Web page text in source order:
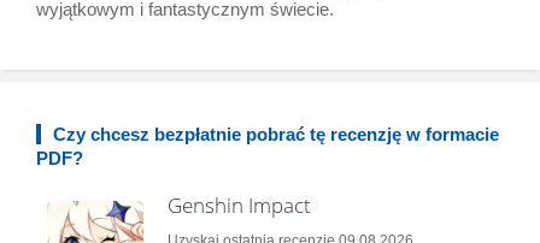
wyjątkowym i fantastycznym świecie.
Czy chcesz bezpłatnie pobrać tę recenzję w formacie
PDF?
Genshin Impact